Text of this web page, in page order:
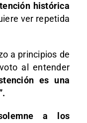
histórica
ver repetida
a principios de
al entender
es una
a los